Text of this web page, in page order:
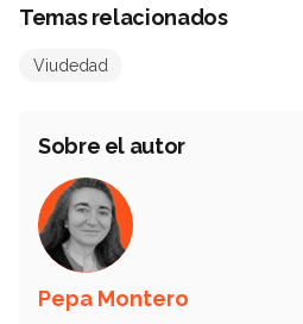
Temas relacionados
Viudedad
Sobre el autor
Pepa Montero